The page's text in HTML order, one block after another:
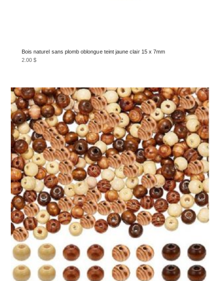
Bois naturel sans plomb oblongue teint jaune clair 15 x 7mm
2.00$